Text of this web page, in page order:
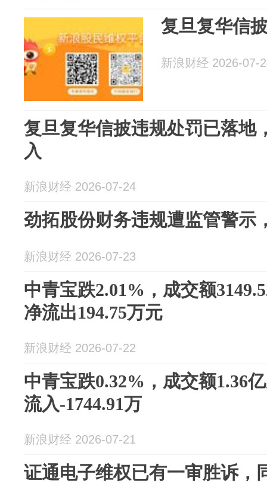
复旦复华信
新浪财经 2026-07-
复旦复华信披违规处罚已落地
入
新浪财经 2026-07-24
劲拓股份财务违规遭监管警示
新浪财经 2026-07-23
中青宝跌2.01%，成交额
净流出194.75万元
新浪财经 2026-07-22
中青宝跌0.32%，成交额1.36
流入-1744.91万
新浪财经 2026-07-21
证通电子维权已有一审胜诉，